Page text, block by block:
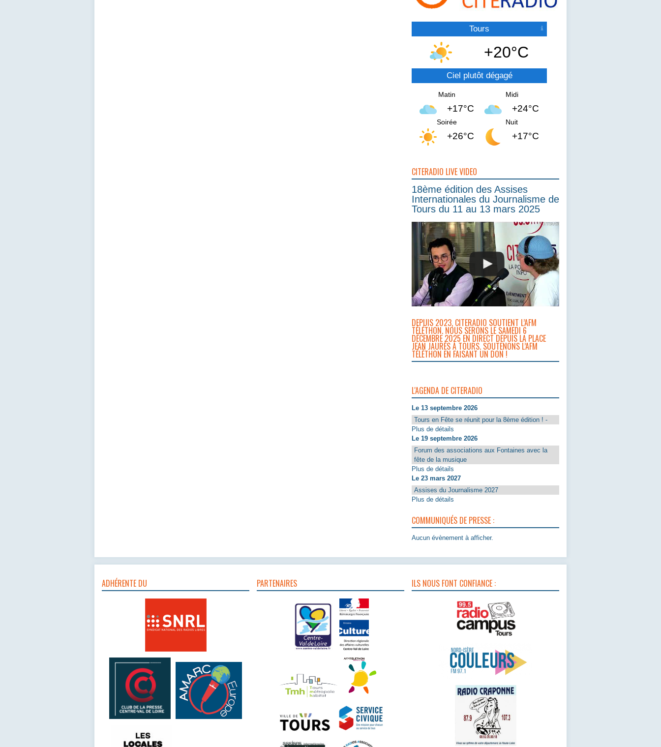
Tours
+20°C
Ciel plutôt dégagé
Matin
+17°C
Midi
+24°C
Soirée
+26°C
Nuit
+17°C
CITERADIO LIVE VIDEO
18ème édition des Assises
Internationales du Journalisme de
Tours du 11 au 13 mars 2025
DEPUIS 2023, CITERADIO SOUTIENT L’AFM
TÉLÉTHON. NOUS SERONS LE SAMEDI 6
DÉCEMBRE 2025 EN DIRECT DEPUIS LA PLACE
JEAN JAURÈS À TOURS. SOUTENONS L’AFM
TÉLÉTHON EN FAISANT UN DON !
L'AGENDA DE CITERADIO
Le 13 septembre 2026
Tours en Fête se réunit pour la 8ème édition ! -
Plus de détails
Le 19 septembre 2026
Forum des associations aux Fontaines avec la
fête de la musique
Plus de détails
Le 23 mars 2027
Assises du Journalisme 2027
Plus de détails
COMMUNIQUÉS DE PRESSE :
Aucun évènement à afficher.
ADHÉRENTE DU PARTENAIRES ILS NOUS FONT CONFIANCE :